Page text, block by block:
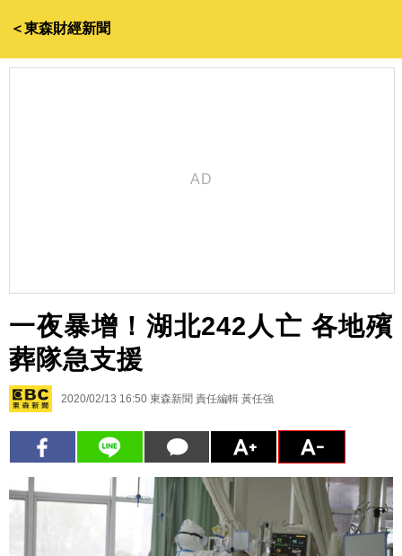
＜東森財經新聞
一夜暴增！湖北242人亡 各地殯
葬隊急支援
2020/02/13 16:50 東森新聞 責任編輯 黃任強